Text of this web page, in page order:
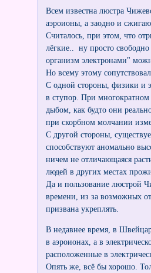
Всем известна люстра
аэроионы, а заодно и
Считалось, при этом, что
лёгкие.. ну просто
организм электронами"
Но всему этому
С одной стороны, физики и
в ступор. При многократном
дыбом, как будто они
при скорбном молчании
С другой стороны,
способствуют аномально
ничем не отличающаяся
людей в других местах
Да и пользование люстрой
времени, из за возможных
призвана укреплять.
В недавнее время, в
в аэроионах, а в
расположенные в
Опять же, всё бы хорошо.